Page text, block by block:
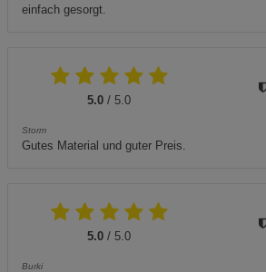
einfach gesorgt.
5.0 / 5.0
Storm
Gutes Material und guter Preis.
5.0 / 5.0
Burki